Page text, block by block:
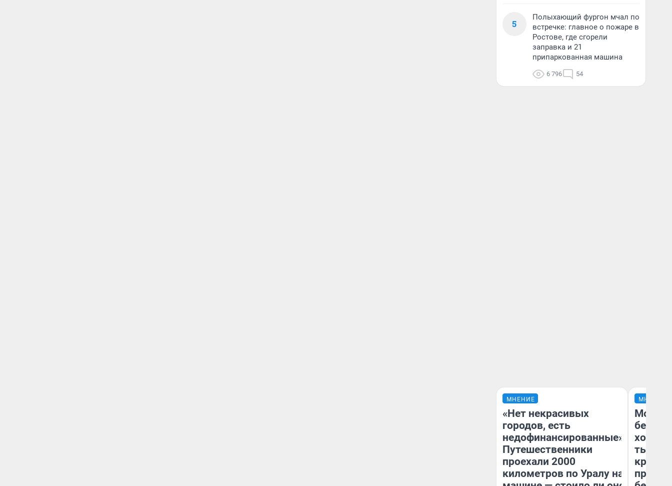
5
Полыхающий фургон мчал по
встречке: главное о пожаре в
Ростове, где сгорели
заправка и 21
припаркованная машина
6 796 54
МНЕНИЕ
«Нет некрасивых
городов, есть
недофинансированные».
Путешественники
проехали 2000
километров по Уралу на
МНЕНИЕ
Мой
хотела
тысяч,